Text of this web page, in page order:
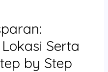
Serta
by Step